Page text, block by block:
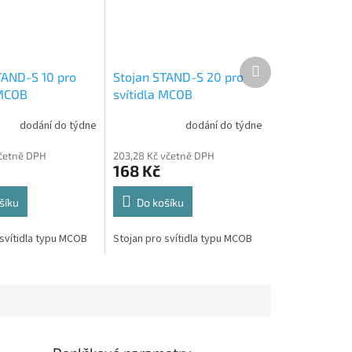
S 10 pro
dodání do týdne
DPH
typu MCOB
Stojan STAND-S 20 pro
svítidla MCOB
dodání do týdne
203,28 Kč včetně DPH
168 Kč
Do košíku
Stojan pro svítidla typu MCOB
Další
produkt